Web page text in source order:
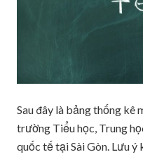
Sau đây là bảng thống kê
trường Tiểu học, Trung
quốc tế tại Sài Gòn. Lưu ý